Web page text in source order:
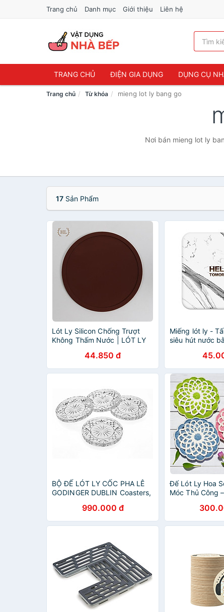
Trang chủ Danh mục Giới thiệu Liên hệ
TRANG CHỦ ĐIỆN GIA DỤNG DỤNG CỤ
Trang chủ Từ khóa mieng lot ly bang go
Nơi bán mieng lot ly
17 Sản Phẩm
Lót Ly Silicon Chống Trượt
Không Thấm Nước | LÓT LY
CAFE KHÔNG HỌA TIẾT
44.850 đ
Miếng lót ly -
siêu hút nước
dễ thương
BỘ ĐẾ LÓT LY CỐC PHA LÊ
GODINGER DUBLIN Coasters,
990.000 đ
Đế Lót Ly Hoa
Móc Thủ Công